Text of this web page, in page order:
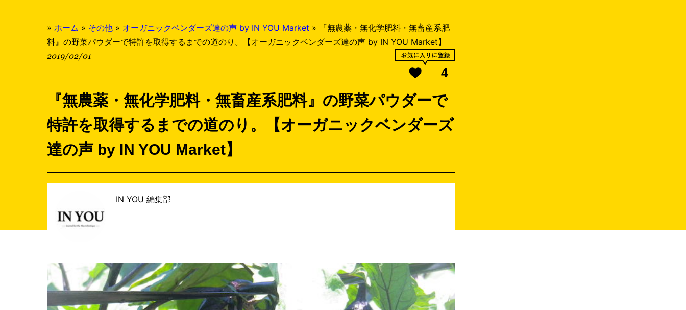
» ホーム » その他 » オーガニックベンダーズ達の声 by IN YOU Market »
『無農薬・無化学肥料・無畜産系肥
料』の野菜パウダーで特許を取得するまでの道のり。【オーガニックベンダーズ達の声 by IN YOU Market】
2019/02/01
4
『無農薬・無化学肥料・無畜産系肥料』の野菜パウダーで
特許を取得するまでの道のり。【オーガニックベンダーズ
達の声 by IN YOU Market】
IN YOU 編集部